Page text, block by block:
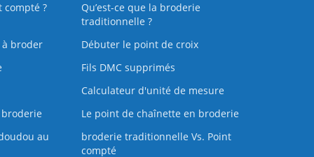
compté ?
Qu’est-ce que la broderie
traditionnelle ?
broder
Débuter le point de croix
Fils DMC supprimés
Calculateur d'unité de mesure
Le point de chaînette en broderie
au
broderie traditionnelle Vs. Point
compté